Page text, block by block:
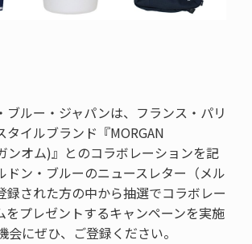
ブルー・ジャパンは、フランス・パリ
タイルブランド『MORGAN
ンオム)』とのコラボレーションを記
ドン・ブルーのニュースレター（メル
録された方の中から抽選でコラボレー
をプレゼントするキャンペーンを実施
会にぜひ、ご登録ください。